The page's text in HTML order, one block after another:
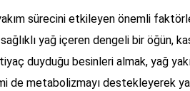
sürecini etkileyen önemli
yağ içeren dengeli bir öğün,
duyduğu besinleri almak, yağ
de metabolizmayı destekleyerek